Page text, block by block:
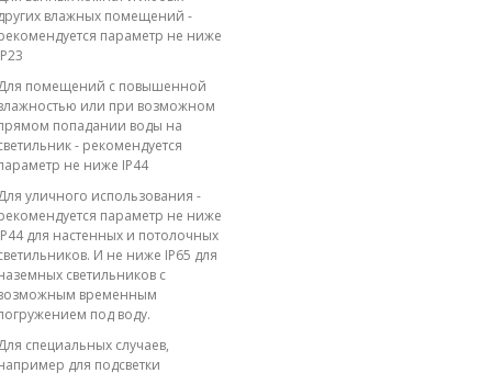
влажных помещений -
параметр не ниже
помещений с повышенной
или при возможном
попадании воды на
- рекомендуется
не ниже IP44
уличного использования -
параметр не ниже
для настенных и потолочных
И не ниже IP65 для
светильников с
временным
под воду.
специальных случаев,
для подсветки